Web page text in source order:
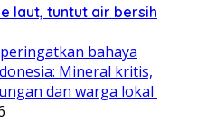
laut, tuntut air bersih